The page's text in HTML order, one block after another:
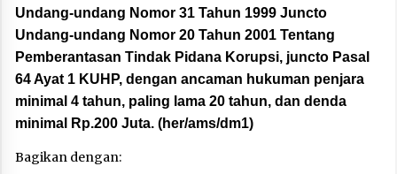
Undang-undang Nomor 31 Tahun 1999 Juncto
Undang-undang Nomor 20 Tahun 2001 Tentang
Pemberantasan Tindak Pidana Korupsi, juncto Pasal
64 Ayat 1 KUHP, dengan ancaman hukuman penjara
minimal 4 tahun, paling lama 20 tahun, dan denda
minimal Rp.200 Juta. (her/ams/dm1)
Bagikan dengan: